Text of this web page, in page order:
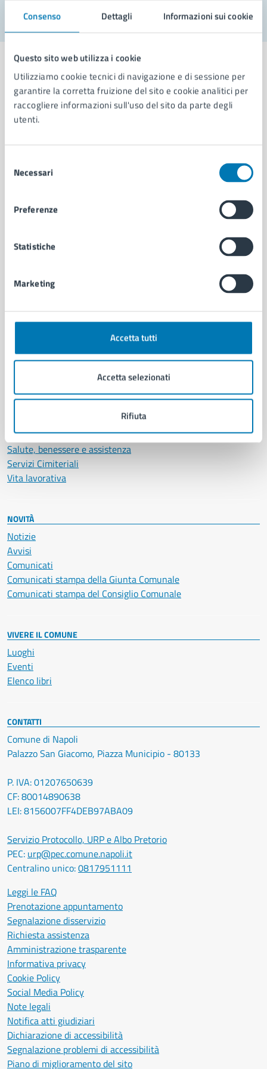
Consenso Dettagli Informazioni sui cookie
Questo sito web utilizza i cookie
Utilizziamo cookie tecnici di navigazione e di sessione per
garantire la corretta fruizione del sito e cookie analitici per
raccogliere informazioni sull'uso del sito da parte degli
utenti.
delNecessari
Preferenze
Statistiche
Marketing
Accetta tutti
Accetta selezionati
Rifiuta
Comune di Napoli
Organi di governo
Uffici
Personale amministrativo
Intranet, posta aziendale e protocollo
Autorizzazioni
Cultura e tempo libero
Documenti e certificati
Giustizia e sicurezza pubblica
Imprese e commercio
Salute, benessere e assistenza
Servizi Cimiteriali
Vita lavorativa
NOVITÀ
Notizie
Avvisi
Comunicati
Comunicati stampa della Giunta Comunale
Comunicati stampa del Consiglio Comunale
VIVERE IL COMUNE
Luoghi
Eventi
Elenco libri
CONTATTI
Comune di Napoli
Palazzo San Giacomo, Piazza Municipio - 80133
P. IVA: 01207650639
CF: 80014890638
LEI: 8156007FF4DEB97ABA09
Servizio Protocollo, URP e Albo Pretorio
PEC: urp@pec.comune.napoli.it
Centralino unico:0817951111
Leggi le FAQ
Prenotazione appuntamento
Segnalazione disservizio
Richiesta assistenza
Amministrazione trasparente
Informativa privacy
Cookie Policy
Social Media Policy
Note legali
Notifica atti giudiziari
Dichiarazione di accessibilità
Segnalazione problemi di accessibilità
Piano di miglioramento del sito